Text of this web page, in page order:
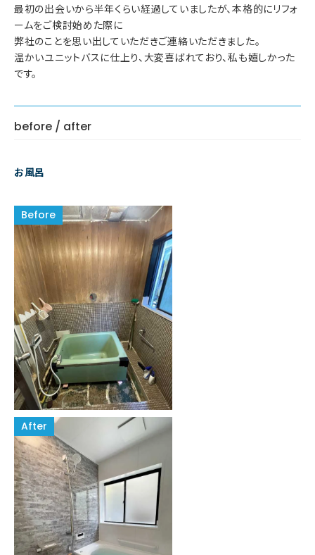
最初の出会いから半年くらい経過していましたが、本格的にリフォ
ームをご検討始めた際に
弊社のことを思い出していただきご連絡いただきました。
温かいユニットバスに仕上り、大変喜ばれており、私も嬉しかった
です。
before / after
お風呂